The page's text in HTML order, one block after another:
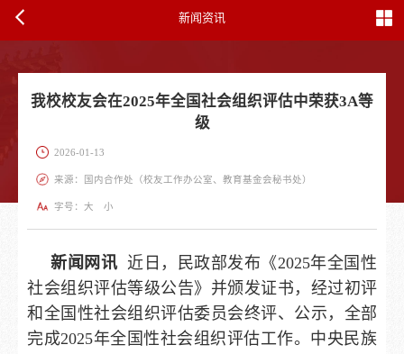
新闻资讯
我校校友会在2025年全国社会组织评估中荣获3A等
级
2026-01-13
来源：国内合作处（校友工作办公室、教育基金会秘书处）
字号： 大 小
新闻网讯 近日，民政部发布《2025年全国性
社会组织评估等级公告》并颁发证书，经过初评
和全国性社会组织评估委员会终评、公示，全部
完成2025年全国性社会组织评估工作。中央民族